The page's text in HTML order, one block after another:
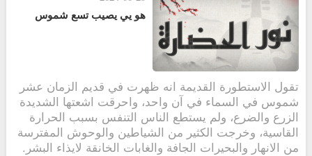
هو يي يصيب تسع شموس
تقول الاستطورة القديمة انه ظهرت في قديم الزمان عشر
شموس في السماء في آن واحد، واحرقت اشعتها الشديدة
الزرع والضرع، ولم يستطع الناس التنفس بسبب الحرارة
القاسية، وخرجت الكثير من الشياطين والوحوش المفترسة
من الانهار والبحيرات الجافة والغابات الخانقة لايذاء البشر.